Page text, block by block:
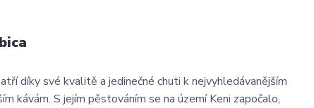
díky své kvalitě a jedinečné chuti k nejvyhledávanějším
kávám. S jejím pěstováním se na území Keni započalo,